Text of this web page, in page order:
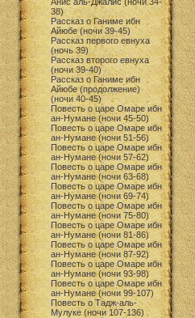
38)
Рассказ о Ганиме ибн
Айюбе (ночи 39-45)
Рассказ первого евнуха
(ночь 39)
Рассказ второго евнуха
(ночи 39-40)
Рассказ о Ганиме ибн
Айюбе (продолжение)
(ночи 40-45)
Повесть о царе Омаре ибн
ан-Нумане (ночи 45-50)
Повесть о царе Омаре ибн
ан-Нумане (ночи 51-56)
Повесть о царе Омаре ибн
ан-Нумане (ночи 57-62)
Повесть о царе Омаре ибн
ан-Нумане (ночи 63-68)
Повесть о царе Омаре ибн
ан-Нумане (ночи 69-74)
Повесть о царе Омаре ибн
ан-Нумане (ночи 75-80)
Повесть о царе Омаре ибн
ан-Нумане (ночи 81-86)
Повесть о царе Омаре ибн
ан-Нумане (ночи 87-92)
Повесть о царе Омаре ибн
ан-Нумане (ночи 93-98)
Повесть о царе Омаре ибн
ан-Нумане (ночи 99-107)
Повесть о Тадж-аль-
Мулуке (ночи 107-136)